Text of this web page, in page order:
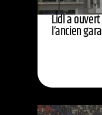
Lidl a
l’ancien